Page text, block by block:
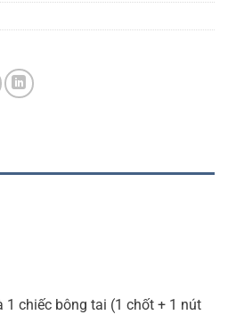
1 chiếc bông tai (1 chốt + 1 nút